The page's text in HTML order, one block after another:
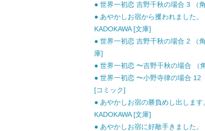
● 世界一初恋 吉野千秋の場合 3 （
● あやかしお宿から攫われました
KADOKAWA [文庫]
● 世界一初恋 吉野千秋の場合 2 （
庫]
● 世界一初恋 〜吉野千秋の場合 （
● 世界一初恋 〜小野寺律の場合 12
[コミック]
● あやかしお宿の勝負めし出しま
KADOKAWA [文庫]
● あやかしお宿に好敵手きました